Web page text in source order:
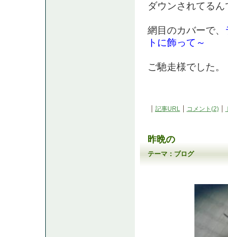
ダウンされてる
網目のカバーで、
トに飾って～
ご馳走様でした
記事URL コメント(2)
昨晩の
テーマ：ブログ